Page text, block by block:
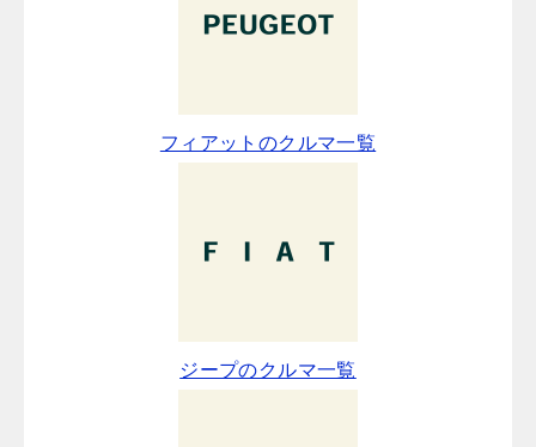
フィアットのクルマ一覧
ジープのクルマ一覧